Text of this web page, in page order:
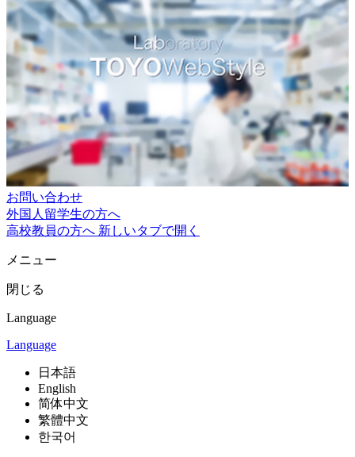
お問い合わせ
外国人留学生の方へ
高校教員の方へ 新しいタブで開く
メニュー
閉じる
Language
Language
日本語
English
简体中文
繁體中文
한국어